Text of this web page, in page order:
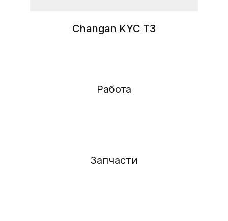
Changan KYC T3
Работа
Запчасти